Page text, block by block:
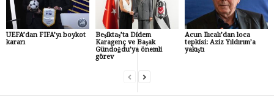
UEFA’dan FIFA’yı boykot
kararı
Beşiktaş’ta Didem
Karagenç ve Başak
Gündoğdu’ya önemli
görev
Acun Ilıcalı’dan loca
tepkisi: Aziz Yıldırım’a
yakıştı